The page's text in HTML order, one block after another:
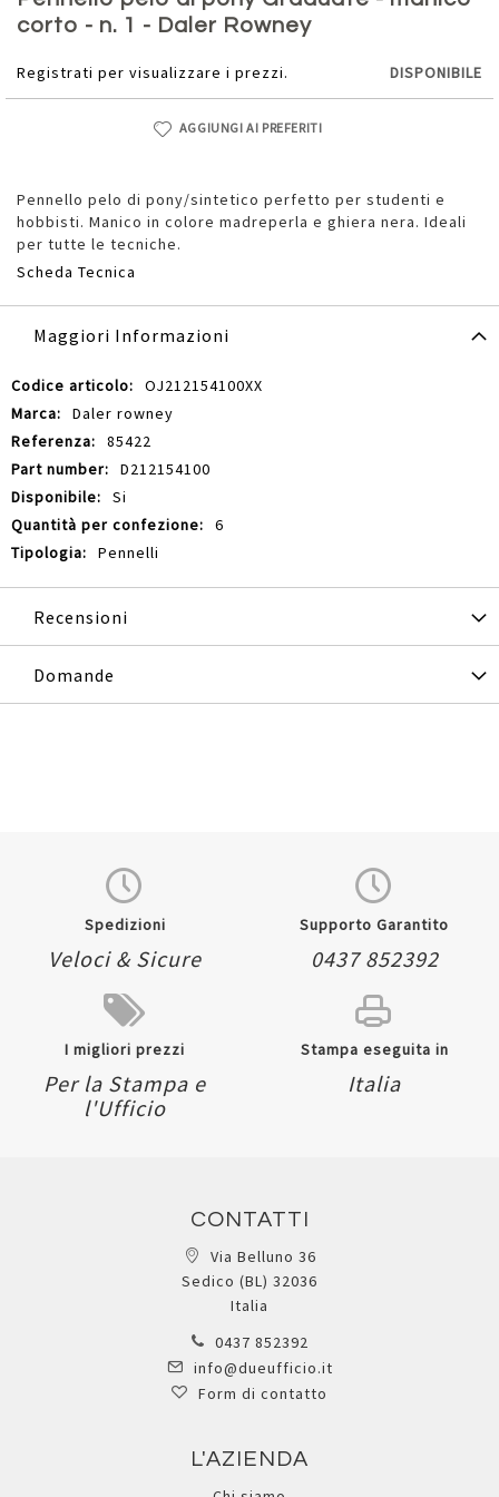
corto - n. 1 - Daler Rowney
Registrati per visualizzare i prezzi. DISPONIBILE
AGGIUNGI AI PREFERITI
Pennello pelo di pony/sintetico perfetto per studenti e
hobbisti. Manico in colore madreperla e ghiera nera. Ideali
per tutte le tecniche.
Scheda Tecnica
della
galleria
immagini
Maggiori Informazioni
Maggiori
Informazioni
OJ212154100XX
Daler rowney
85422
D212154100
Si
6
Pennelli
Recensioni
Domande
Spedizioni
Veloci & Sicure
Supporto Garantito
0437 852392
I migliori prezzi
Per la Stampa e
l'Ufficio
Stampa eseguita in
Italia
CONTATTI
Via Belluno 36
Sedico (BL) 32036
Italia
0437 852392
info@dueufficio.it
Form di contatto
L'AZIENDA